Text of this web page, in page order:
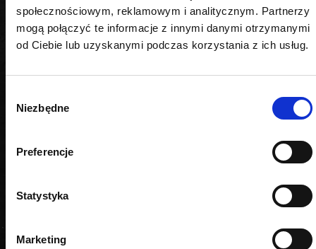
społecznościowym, reklamowym i analitycznym. Partnerzy
mogą połączyć te informacje z innymi danymi otrzymanymi
od Ciebie lub uzyskanymi podczas korzystania z ich usług.
zgody
Niezbędne
Preferencje
Statystyka
Marketing